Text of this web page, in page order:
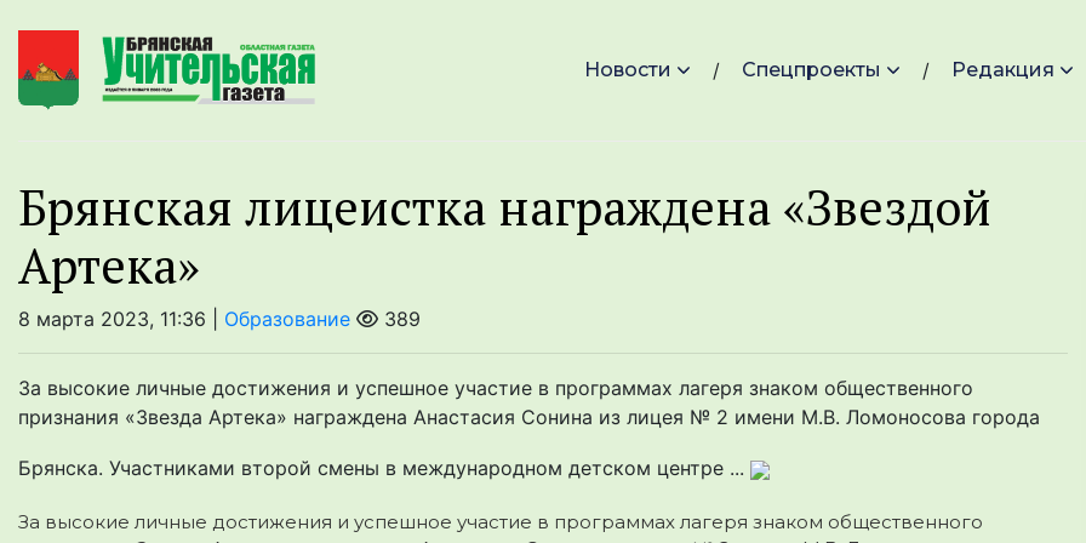
Новости Спецпроекты Редакция
Брянская лицеистка награждена «Звездой
Артека»
8 марта 2023, 11:36 | Образование 389
За высокие личные достижения и успешное участие в программах лагеря знаком общественного
признания «Звезда Артека» награждена Анастасия Сонина из лицея № 2 имени М.В. Ломоносова города
Брянска. Участниками второй смены в международном детском центре ...
За высокие личные достижения и успешное участие в программах лагеря знаком общественного